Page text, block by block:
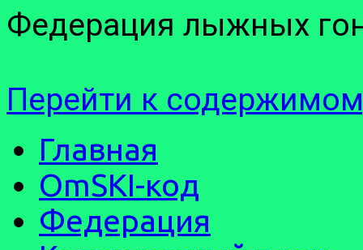
Федерация лыжных
Перейти к
Главная
OmSKI-код
Федерация